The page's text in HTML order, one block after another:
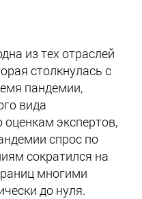
из тех отраслей
столкнулась с
пандемии,
вида
оценкам экспертов,
спрос по
сократился на
многими
до нуля.